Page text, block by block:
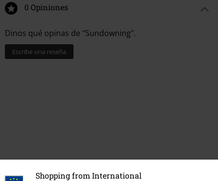
Shopping from International
Dinos qué opinas de "Sundowning".
Escribe una reseña